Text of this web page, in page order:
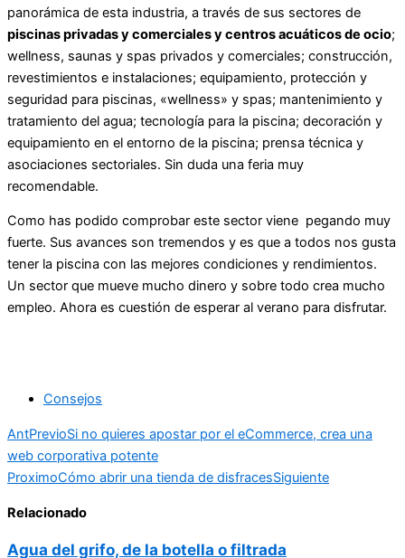
panorámica de esta industria, a través de sus sectores de
piscinas privadas y comerciales y centros acuáticos de ocio;
wellness, saunas y spas privados y comerciales; construcción,
revestimientos e instalaciones; equipamiento, protección y
seguridad para piscinas, «wellness» y spas; mantenimiento y
tratamiento del agua; tecnología para la piscina; decoración y
equipamiento en el entorno de la piscina; prensa técnica y
asociaciones sectoriales. Sin duda una feria muy
recomendable.
Como has podido comprobar este sector viene pegando muy
fuerte. Sus avances son tremendos y es que a todos nos gusta
tener la piscina con las mejores condiciones y rendimientos.
Un sector que mueve mucho dinero y sobre todo crea mucho
empleo. Ahora es cuestión de esperar al verano para disfrutar.
Consejos
AntPrevioSi no quieres apostar por el eCommerce, crea una
web corporativa potente
ProximoCómo abrir una tienda de disfracesSiguiente
Relacionado
Agua del grifo, de la botella o filtrada